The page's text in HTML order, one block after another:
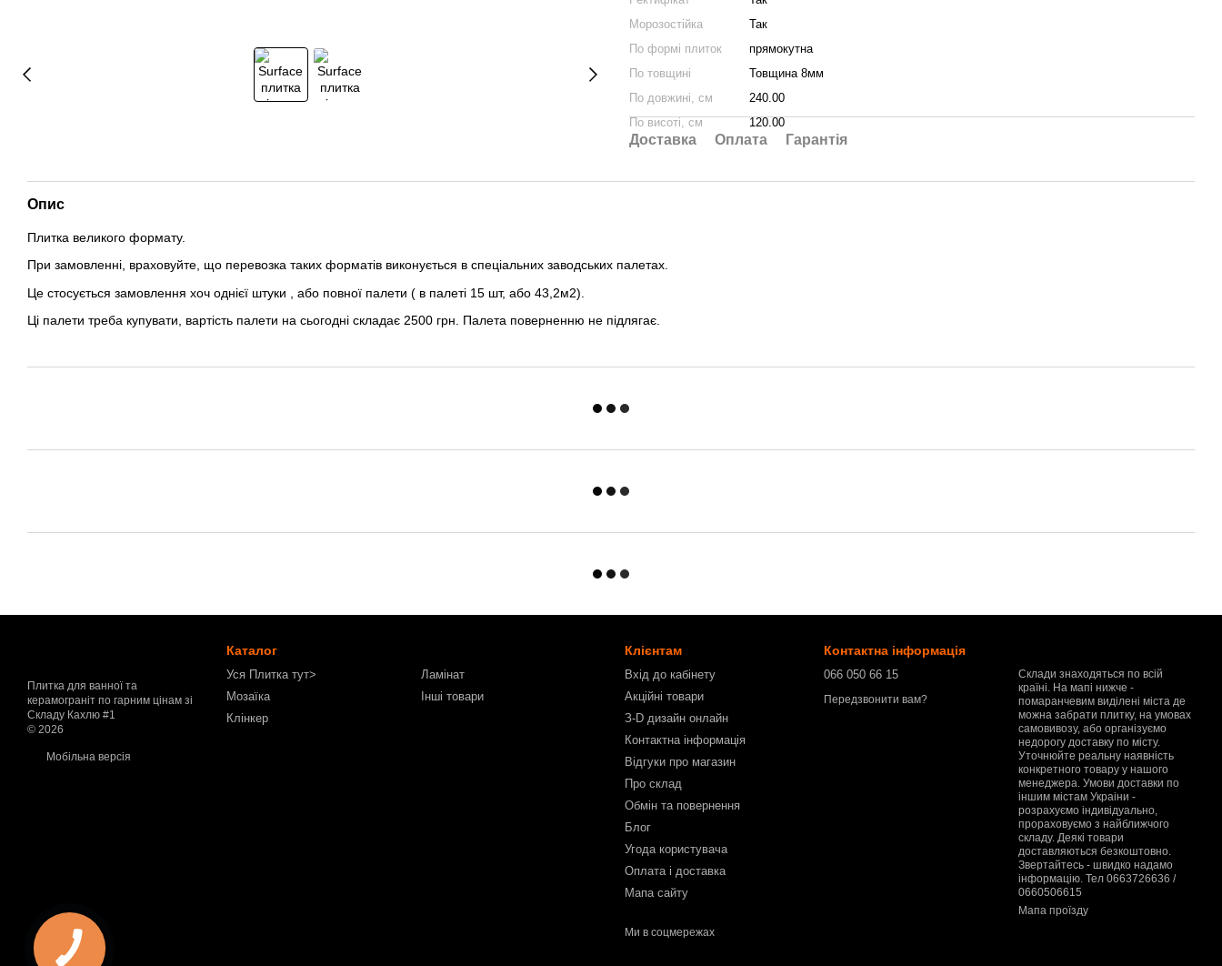
Морозостійка
Так
По формі плиток
прямокутна
По товщині
Товщина 8мм
По довжині, см
240.00
По висоті, см
120.00
Доставка Оплата Гарантія
Опис
Плитка великого формату.
При замовленні, враховуйте, що перевозка таких форматів виконується в спеціальних заводських палетах.
Це стосується замовлення хоч однієї штуки , або повної палети ( в палеті 15 шт, або 43,2м2).
Ці палети треба купувати, вартість палети на сьогодні складає 2500 грн. Палета поверненню не підлягає.
Плитка для ванної та
керамограніт по гарним цінам зі
Складу Кахлю #1
© 2026
Мобільна версія
Каталог
Уся Плитка тут>
Мозаїка
Клінкер
Ламінат
Інші товари
Клієнтам
Вхід до кабінету
Акційні товари
З-D дизайн онлайн
Контактна інформація
Відгуки про магазин
Про склад
Обмін та повернення
Блог
Угода користувача
Оплата і доставка
Мапа сайту
Ми в соцмережах
Контактна інформація
066 050 66 15
Передзвонити вам?
Склади знаходяться по всій
країні. На мапі нижче -
помаранчевим виділені міста де
можна забрати плитку, на умовах
самовивозу, або організуємо
недорогу доставку по місту.
Уточнюйте реальну наявність
конкретного товару у нашого
менеджера. Умови доставки по
іншим містам Украіни -
розрахуємо індивідуально,
прораховуємо з найближчого
складу. Деякі товари
доставляються безкоштовно.
Звертайтесь - швидко надамо
інформацію. Тел 0663726636 /
0660506615
Мапа проїзду